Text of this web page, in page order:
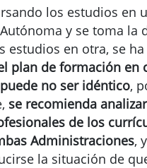
los estudios en
y se toma la
estudios en otra, se
plan de formación en
no ser idéntico,
se recomienda
de los
Administraciones,
la situación de